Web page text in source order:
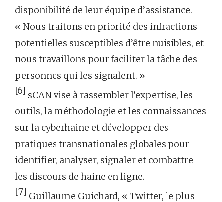
disponibilité de leur équipe d’assistance.
« Nous traitons en priorité des infractions
potentielles susceptibles d’être nuisibles, et
nous travaillons pour faciliter la tâche des
personnes qui les signalent. »
[6] sCAN vise à rassembler l’expertise, les
outils, la méthodologie et les connaissances
sur la cyberhaine et développer des
pratiques transnationales globales pour
identifier, analyser, signaler et combattre
les discours de haine en ligne.
[7] Guillaume Guichard, « Twitter, le plus